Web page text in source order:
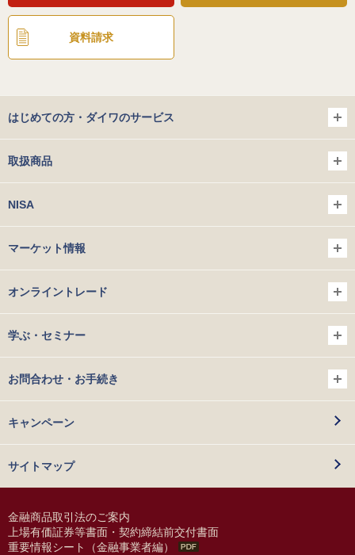
資料請求
はじめての方・ダイワのサービス
取扱商品
NISA
マーケット情報
オンライントレード
学ぶ・セミナー
お問合わせ・お手続き
キャンペーン
サイトマップ
金融商品取引法のご案内
上場有価証券等書面・契約締結前交付書面
重要情報シート（金融事業者編）